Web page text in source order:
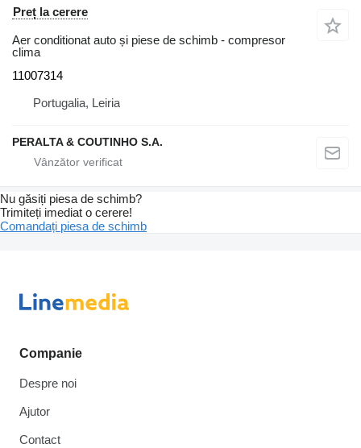
Preț la cerere
Aer conditionat auto și piese de schimb - compresor
clima
11007314
Portugalia, Leiria
PERALTA & COUTINHO S.A.
Nu găsiți piesa de schimb?
Trimiteți imediat o cerere!
Comandați piesa de schimb
Companie
Despre noi
Ajutor
Contact